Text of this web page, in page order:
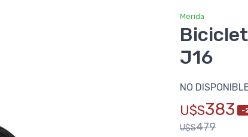
Merida
J16
NO
U$S383 -
U$S479